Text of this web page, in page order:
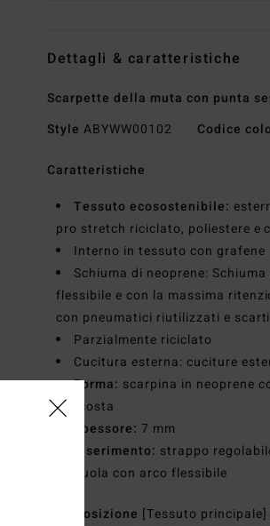
Dettagli & caratteristiche
Scarpette della muta con punta
Style ABYWW00102 Codice
Caratteristiche
Tessuto ecosostenibile:
pro stretch riciclato, poliestere e
Interno in tessuto con grafene
Schiuma di neoprene:
flessibile e con la massima
con pneumatici riutilizzati e
Parzialmente riciclato
Cucitura esterna: cuciture
Forma: scarpina in neoprene
nascosta
Spessore: 7 mm
Inserimento: strappo
Suola con arco flessibile
Composizione [Tessuto principale]